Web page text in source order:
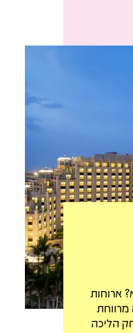
ארוחות
הליכה